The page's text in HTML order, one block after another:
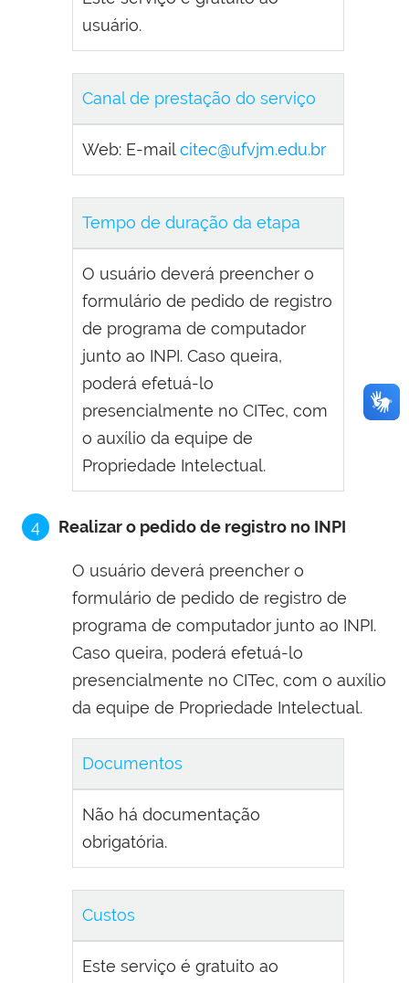
usuário.
Canal de prestação do serviço
Web: E-mailcitec@ufvjm.edu.br
Tempo de duração da etapa
O usuário deverá preencher o
formulário de pedido de registro
de programa de computador
junto ao INPI. Caso queira,
poderá efetuá-lo
presencialmente no CITec, com
o auxílio da equipe de
Propriedade Intelectual.
4 Realizar o pedido de registro no INPI
O usuário deverá preencher o
formulário de pedido de registro de
programa de computador junto ao INPI.
Caso queira, poderá efetuá-lo
presencialmente no CITec, com o auxílio
da equipe de Propriedade Intelectual.
Documentos
Não há documentação
obrigatória.
Custos
Este serviço é gratuito ao